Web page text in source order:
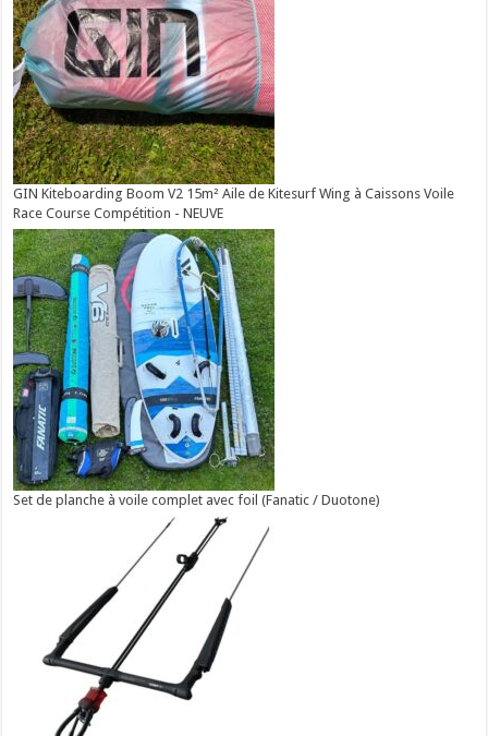
GIN Kiteboarding Boom V2 15m² Aile de Kitesurf Wing à Caissons Voile
Race Course Compétition - NEUVE
Set de planche à voile complet avec foil (Fanatic / Duotone)